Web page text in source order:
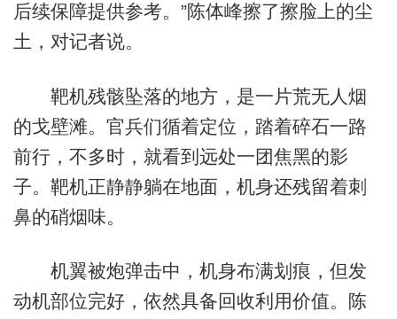
后续保障提供参考。”陈体峰擦了擦脸上的尘
土，对记者说。
靶机残骸坠落的地方，是一片荒无人烟
的戈壁滩。官兵们循着定位，踏着碎石一路
前行，不多时，就看到远处一团焦黑的影
子。靶机正静静躺在地面，机身还残留着刺
鼻的硝烟味。
机翼被炮弹击中，机身布满划痕，但发
动机部位完好，依然具备回收利用价值。陈